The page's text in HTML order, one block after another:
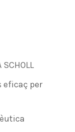
SCHOLL
eficaç per